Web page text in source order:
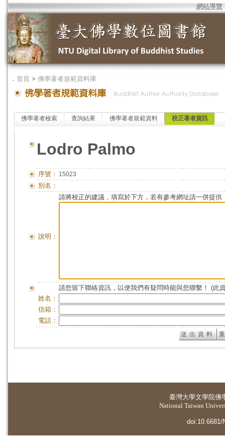
網站導覽
． 首頁 > 佛學著者規範資料庫
佛學著者檢索 查詢結果 佛學著者規範資料 校正著者資訊
Lodro Palmo
序號： 15023
別名：
說明：
請將校正的建議，填寫於下方，若有參考網址請一併提供
請您留下聯絡資訊，以便我們有疑問時能與您聯繫！ (此
姓名：
信箱：
電話：
臺灣大學文學院佛
National Taiwan
doi:10.6681/